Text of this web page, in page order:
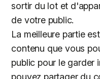
sortir du lot et
de votre public.
La meilleure partie
contenu que vous
public pour le garder
pouvez partager du